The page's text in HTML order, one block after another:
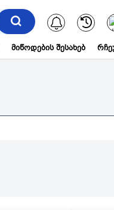
მიწოდების შესახებ